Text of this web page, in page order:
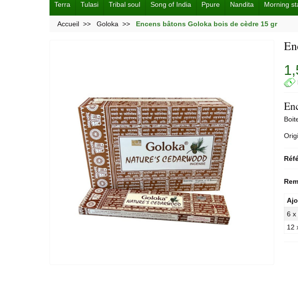
Terra Tulasi Tribal soul Song of India Ppure Nandita Morning
Accueil Goloka Encens bâtons Goloka bois de cèdre 15 gr
6 x
12